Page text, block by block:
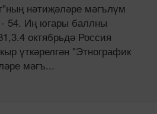
нәтиҗәләре мәгълүм
54. Иң югары баллны
октябрьдә Россия
үткәрелгән "Этнографик
мәгъ...